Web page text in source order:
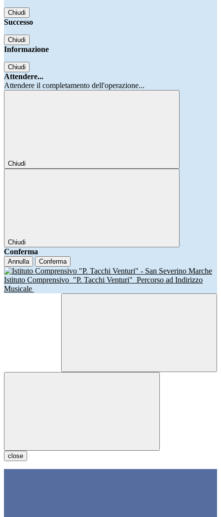
Chiudi
Successo
Chiudi
Informazione
Chiudi
Attendere...
Attendere il completamento dell'operazione...
Chiudi
Chiudi
Conferma
Annulla Conferma
Istituto Comprensivo "P. Tacchi Venturi" Percorso ad Indirizzo
Musicale
close